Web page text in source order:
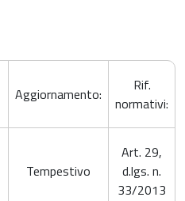
Aggiornamento:
Rif.
normativi:
Tempestivo
Art. 29,
d.lgs. n.
33/2013